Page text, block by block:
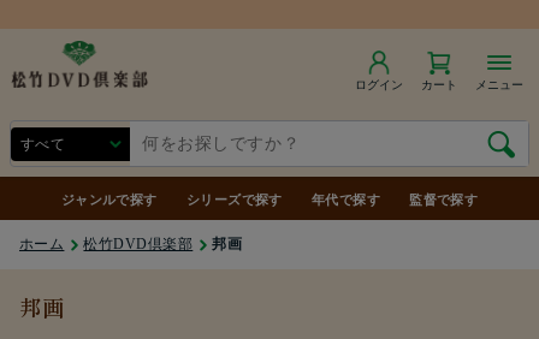
ログイン カート メニュー
ジャンルで探す シリーズで探す 年代で探す 監督で探す
ホーム 松竹DVD倶楽部 邦画
邦画